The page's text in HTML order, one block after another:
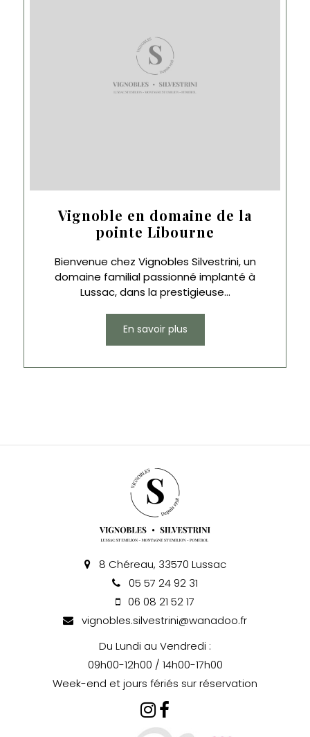
Vignoble en domaine de la
pointe Libourne
Bienvenue chez Vignobles Silvestrini, un
domaine familial passionné implanté à
Lussac, dans la prestigieuse...
En savoir plus
8 Chéreau, 33570 Lussac
05 57 24 92 31
06 08 21 52 17
vignobles.silvestrini@wanadoo.fr
Du Lundi au Vendredi :
09h00-12h00 / 14h00-17h00
Week-end et jours fériés sur réservation